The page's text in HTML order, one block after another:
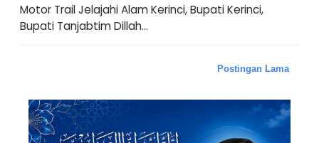
Motor Trail Jelajahi Alam Kerinci, Bupati Kerinci,
Bupati Tanjabtim Dillah...
Postingan Lama